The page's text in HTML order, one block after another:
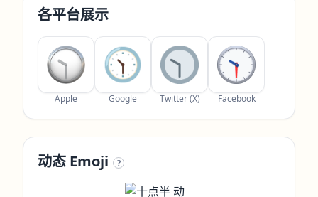
各平台展示
Apple Google Twitter (X) Facebook
动态 Emoji ?